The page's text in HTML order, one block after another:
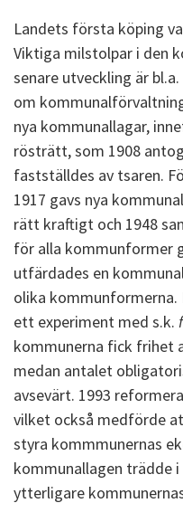
Landets första köping
Viktiga milstolpar i den
senare utveckling är
om
nya kommunallagar,
rösträtt, som 1908
fastställdes av tsaren.
1917 gavs nya
rätt kraftigt och 1948
för alla kommunformer
utfärdades en
olika
ett experiment med s.k.
kommunerna fick frihet
medan antalet
avsevärt. 1993
vilket också medförde
styra kommmunernas
kommunallagen trädde
ytterligare